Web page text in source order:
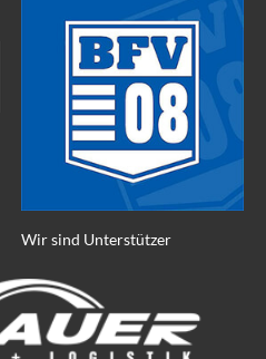
Wir sind Unterstützer